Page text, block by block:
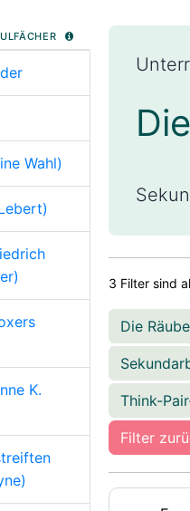
3 Filter sind
Die
Think-
Filter
Wahl)
K.